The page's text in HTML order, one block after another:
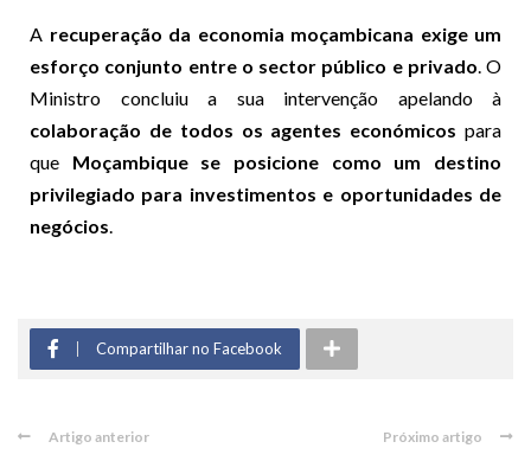
A recuperação da economia moçambicana exige um
esforço conjunto entre o sector público e privado. O
Ministro concluiu a sua intervenção apelando à
colaboração de todos os agentes económicos para
que Moçambique se posicione como um destino
privilegiado para investimentos e oportunidades de
negócios.
Compartilhar no Facebook
Artigo anterior Próximo artigo